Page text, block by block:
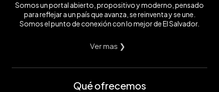
Somos un portal abierto, propositivo y moderno, pensado
para reflejar a un país que avanza, se reinventa y se une.
Somos el punto de conexión con lo mejor de El Salvador.
Ver mas ❯
Qué ofrecemos